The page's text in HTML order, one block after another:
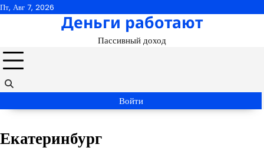
Перейти
Пт, Авг 7, 2026
Деньги работают
Пассивный доход
Войти
Екатеринбург